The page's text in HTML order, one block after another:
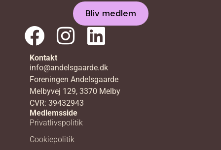
Bliv medlem
Kontakt
info@andelsgaarde.dk
Foreningen Andelsgaarde
Melbyvej 129, 3370 Melby
CVR: 39432943
Medlemsside
Privatlivspolitik
Cookiepolitik